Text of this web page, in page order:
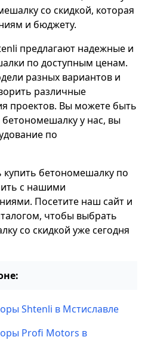
со скидкой, которая
и бюджету.
предлагают надежные и
по доступным ценам.
разных вариантов и
различные
проектов. Вы можете быть
у нас, вы
по
купить бетономешалку по
с нашими
Посетите наш сайт и
чтобы выбрать
со скидкой уже сегодня
Shtenli в Мстиславле
Profi Motors в